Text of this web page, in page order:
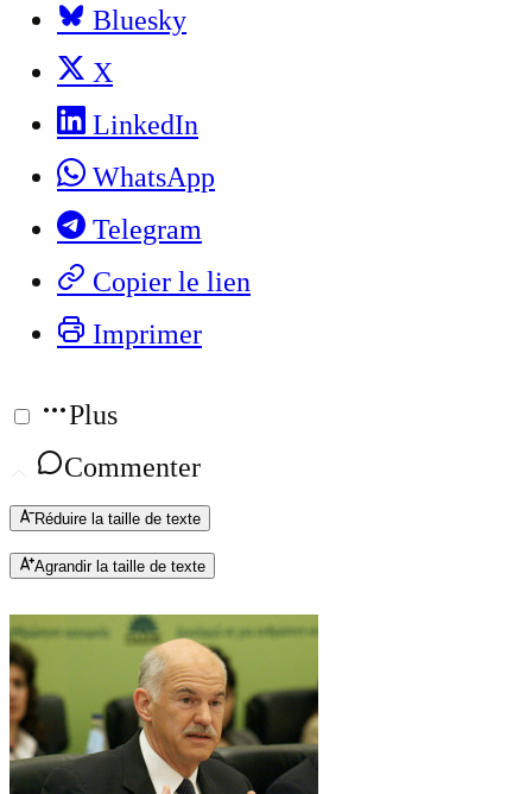
Bluesky
X
LinkedIn
WhatsApp
Telegram
Copier le lien
Imprimer
Plus
Commenter
Réduire la taille de texte
Agrandir la taille de texte